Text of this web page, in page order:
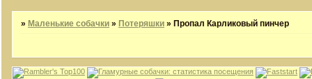
» Маленькие собачки » Потеряшки »Пропал Карликовый пинчер